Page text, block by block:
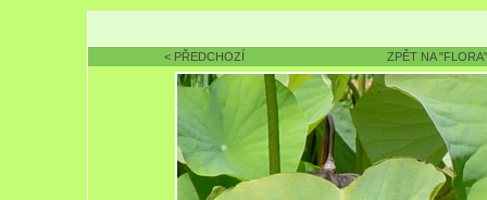
< PŘEDCHOZÍ ZPĚT NA "FLORA"